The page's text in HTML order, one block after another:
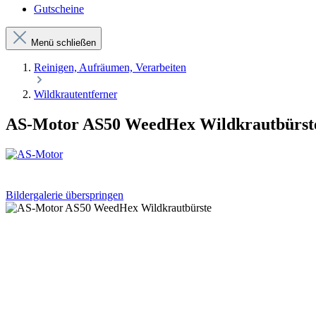
Gutscheine
Menü schließen
Reinigen, Aufräumen, Verarbeiten
Wildkrautentferner
AS-Motor AS50 WeedHex
Bildergalerie überspringen